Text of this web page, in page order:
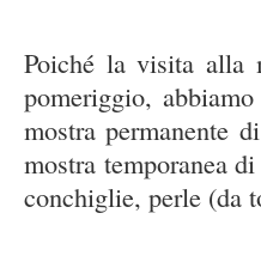
Poiché la visita alla
pomeriggio,
mostra permanente
mostra temporanea
conchiglie, perle (da